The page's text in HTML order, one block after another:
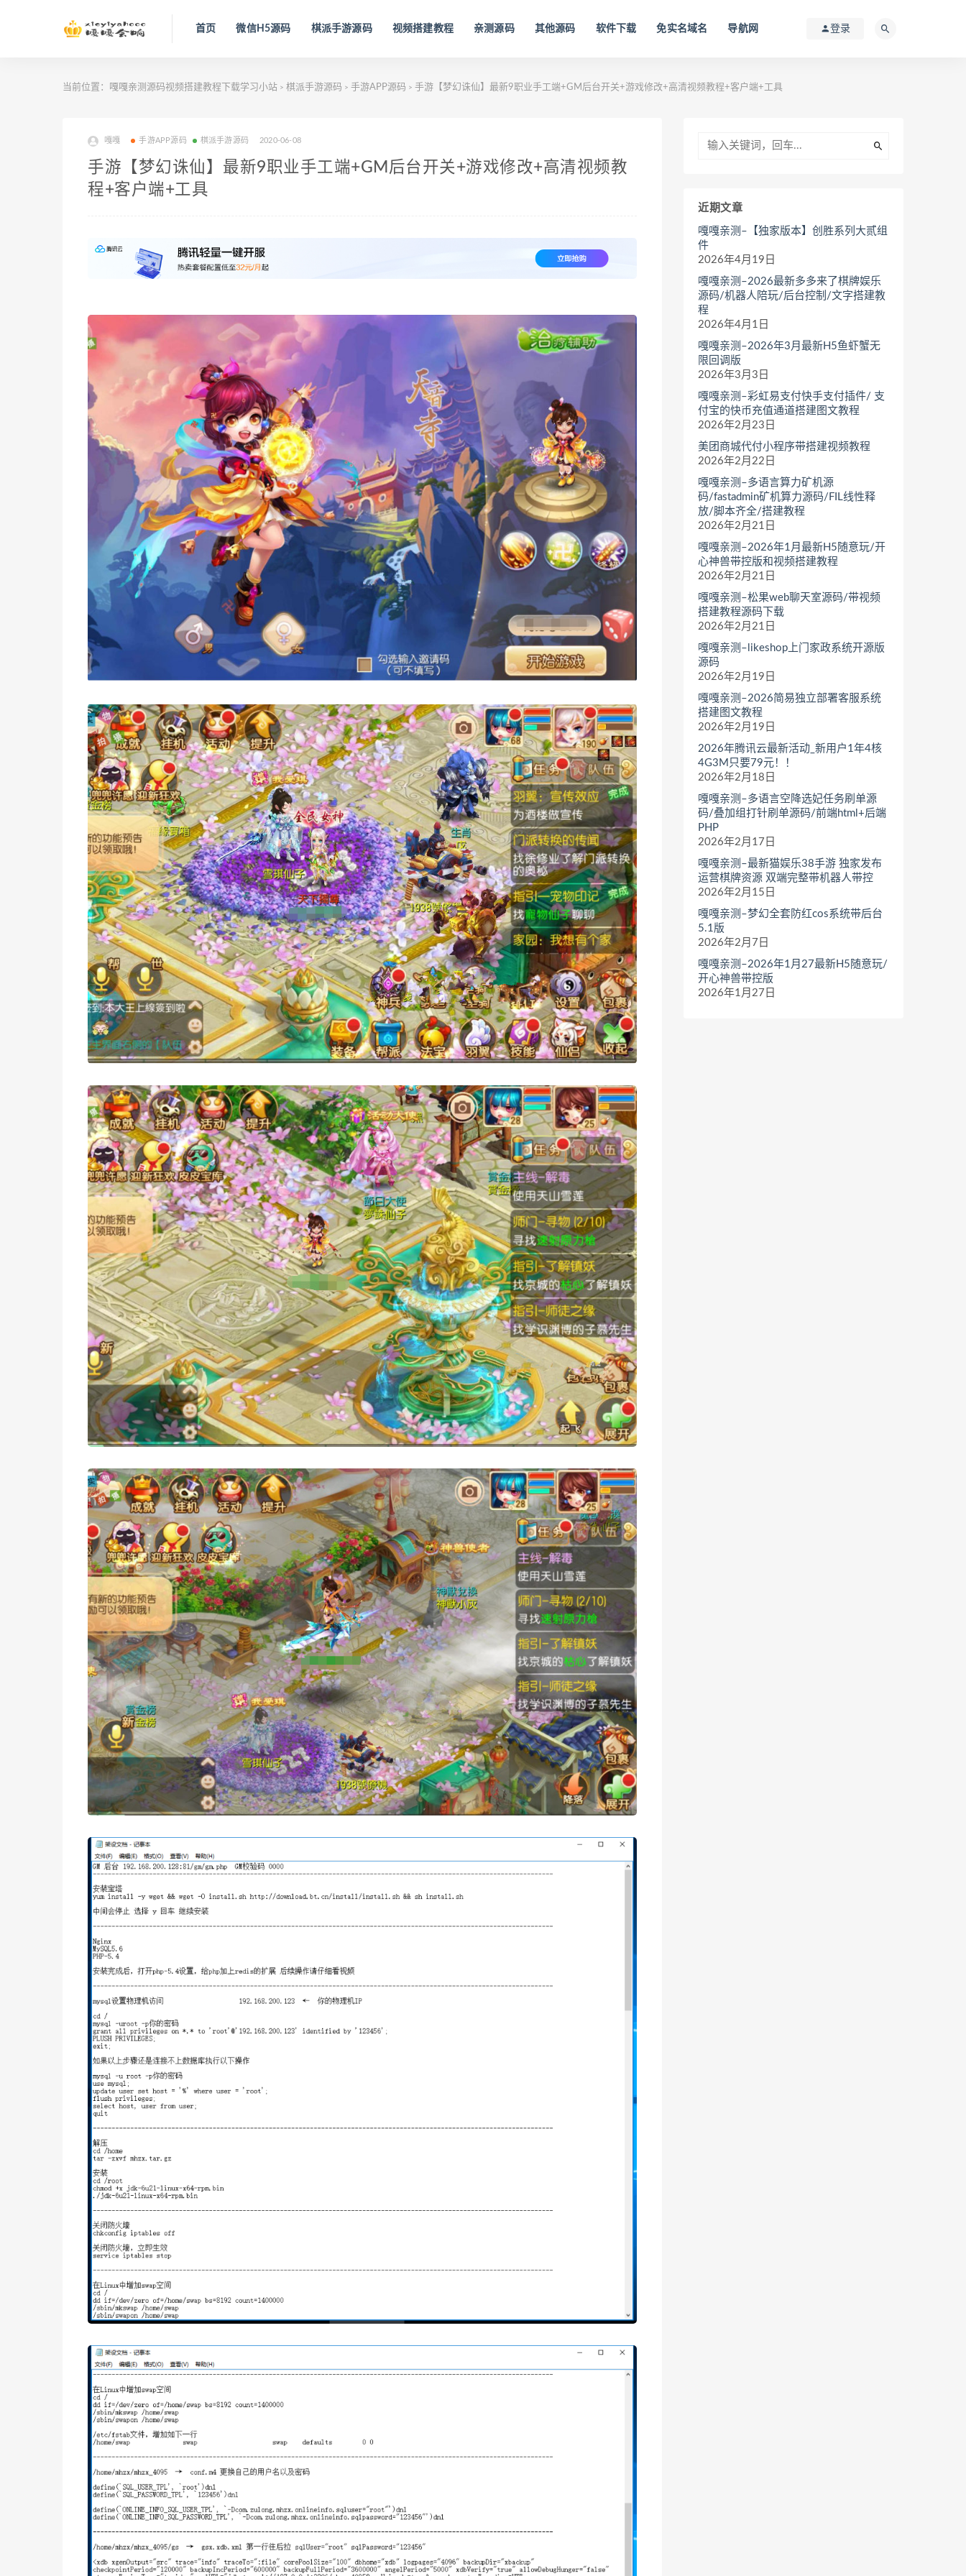
首页 微信H5源码 棋派手游源码 视频搭建教程 亲测源码 其他源码 软件下载 免实名域名 导航网 登录
当前位置： 嘎嘎亲测源码视频搭建教程下载学习小站 > 棋派手游源码 > 手游APP源码 > 手游【梦幻诛仙】最新9职业手工端+GM后台开关+游戏修改+高清视频教程+客户端+工具
嘎嘎 手游APP源码 棋派手游源码 2020-06-08
手游【梦幻诛仙】最新9职业手工端+GM后台开关+游戏修改+高清视频教
程+客户端+工具
近期文章
嘎嘎亲测–【独家版本】创胜系列大贰组
件
2026年4月19日
嘎嘎亲测–2026最新多多来了棋牌娱乐
源码/机器人陪玩/后台控制/文字搭建教
程
2026年4月1日
嘎嘎亲测–2026年3月最新H5鱼虾蟹无
限回调版
2026年3月3日
嘎嘎亲测–彩虹易支付快手支付插件/ 支
付宝的快币充值通道搭建图文教程
2026年2月23日
美团商城代付小程序带搭建视频教程
2026年2月22日
嘎嘎亲测–多语言算力矿机源
码/fastadmin矿机算力源码/FIL线性释
放/脚本齐全/搭建教程
2026年2月21日
嘎嘎亲测–2026年1月最新H5随意玩/开
心神兽带控版和视频搭建教程
2026年2月21日
嘎嘎亲测–松果web聊天室源码/带视频
搭建教程源码下载
2026年2月21日
嘎嘎亲测–likeshop上门家政系统开源版
源码
2026年2月19日
嘎嘎亲测–2026简易独立部署客服系统
搭建图文教程
2026年2月19日
2026年腾讯云最新活动_新用户1年4核
4G3M只要79元！！
2026年2月18日
嘎嘎亲测–多语言空降选妃任务刷单源
码/叠加组打针刷单源码/前端html+后端
PHP
2026年2月17日
嘎嘎亲测–最新猫娱乐38手游 独家发布
运营棋牌资源 双端完整带机器人带控
2026年2月15日
嘎嘎亲测–梦幻全套防红cos系统带后台
5.1版
2026年2月7日
嘎嘎亲测–2026年1月27最新H5随意玩/
开心神兽带控版
2026年1月27日